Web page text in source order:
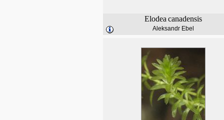
Elodea canadensis
Aleksandr Ebel